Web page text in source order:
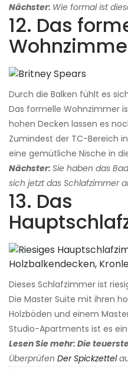
Nächster: Wie formal ist
12. Das
Durch die Balken fühlt es
Das formelle Wohnzimmer
hohen Decken lassen es
Zumindest der TC-Bereich
eine gemütliche Nische in
Nächster: Sie haben das
sich jetzt das Schlafzimmer
13. Das
Dieses Schlafzimmer ist
Die Master Suite mit ihren
Holzböden und einem
Studio-Apartments ist es
Lesen Sie mehr: Die
Überprüfen Der Spickzettel